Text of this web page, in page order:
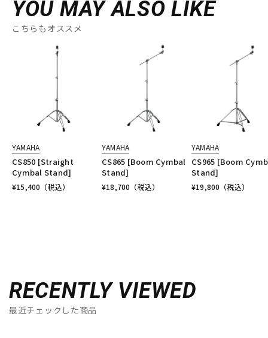
YOU MAY ALSO LIKE
こちらもオススメ
YAMAHA
CS850 [Straight
Cymbal Stand]
¥15,400 （税込）
YAMAHA
CS865 [Boom Cymbal
Stand]
¥18,700 （税込）
YAMAHA
CS965 [Boom
Stand]
¥19,800 （税込）
RECENTLY VIEWED
最近チェックした商品